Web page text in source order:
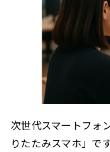
次世代スマートフォ
りたたみスマホ」で